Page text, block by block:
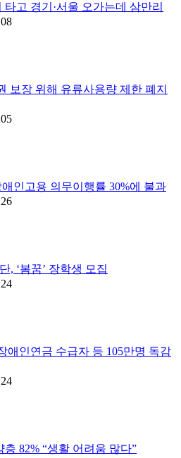
고 경기·서울 오가는데 삼만리
보장 위해 유류사용량 제한 폐지
인고용 의무이행률 30%에 불과
, ‘봄꿈’ 장학생 모집
애인연금 수급자 등 105만명 독감
82% “생활 어려움 많다”